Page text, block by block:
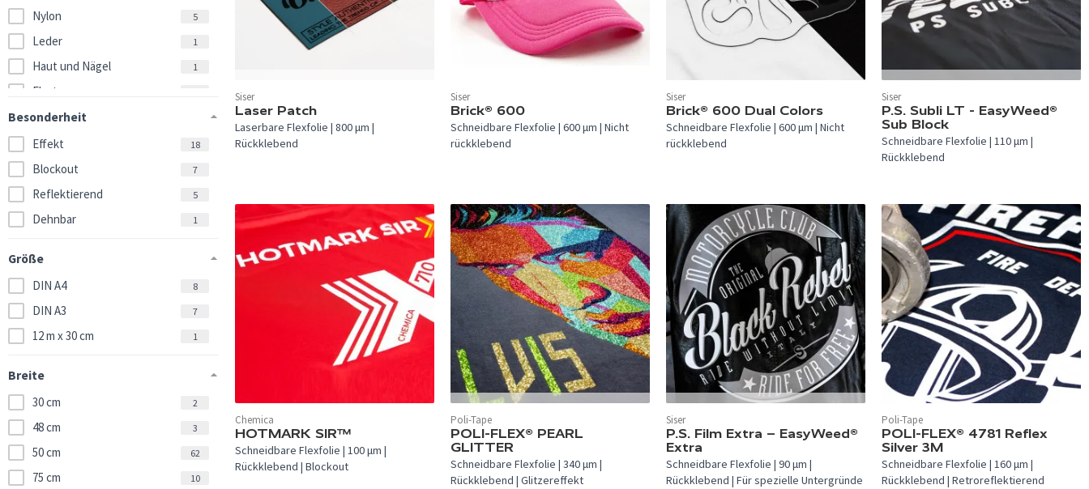
Nylon 5
Leder 1
Haut und Nägel 1
Elastan
Karton
Papier 1
Besonderheit
Effekt
18
Blockout 7
Reflektierend 5
Dehnbar 1
Größe
DIN A4
8
DIN A3 7
12 m x 30 cm 1
Breite
30 cm
2
48 cm 3
50 cm 62
75 cm 10
In 9 Farben verfügbar.
Siser
Laser Patch
Laserbare Flexfolie | 800 µm |
Rückklebend
In 20 Farben verfügbar.
Siser
Brick® 600
Schneidbare Flexfolie | 600 µm | Nicht
rückklebend
In 2 Farben verfügbar.
Siser
Brick® 600 Dual Colors
Schneidbare Flexfolie | 600 µm | Nicht
rückklebend
In 12 Farben verfügbar.
Siser
P.S. Subli LT - EasyWeed®
Sub Block
Schneidbare Flexfolie | 110 µm |
Rückklebend
In 6 Farben verfügbar.
Chemica
HOTMARK SIR™
Schneidbare Flexfolie | 100 µm |
Rückklebend | Blockout
In 35 Farben verfügbar.
Poli-Tape
POLI-FLEX® PEARL
GLITTER
Schneidbare Flexfolie | 340 µm |
Rückklebend | Glitzereffekt
In 20 Farben verfügbar.
Siser
P.S. Film Extra – EasyWeed®
Extra
Schneidbare Flexfolie | 90 µm |
Rückklebend | Für spezielle Untergründe
In 1 Farbe verfügbar.
Poli-Tape
POLI-FLEX® 4781 Reflex
Silver 3M
Schneidbare Flexfolie | 160 µm |
Rückklebend | Retroreflektierend